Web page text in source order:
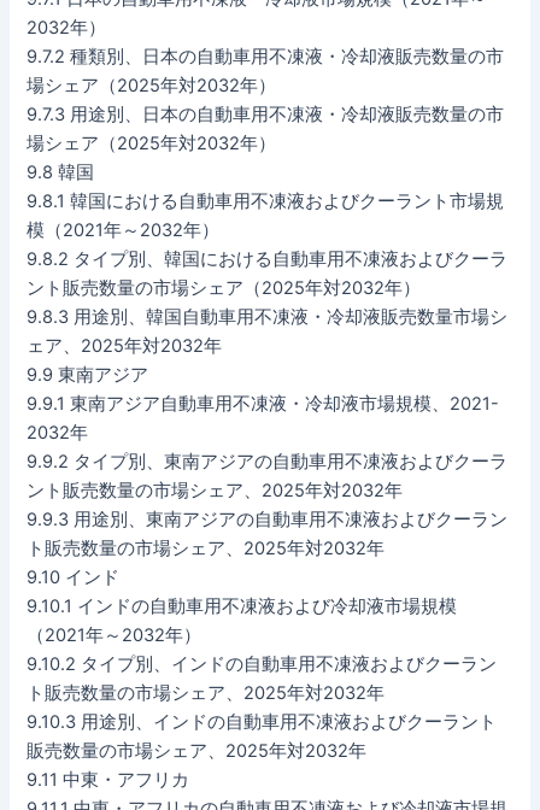
2032年）
9.7.2 種類別、日本の自動車用不凍液・冷却液販売数量の市
場シェア（2025年対2032年）
9.7.3 用途別、日本の自動車用不凍液・冷却液販売数量の市
場シェア（2025年対2032年）
9.8 韓国
9.8.1 韓国における自動車用不凍液およびクーラント市場規
模（2021年～2032年）
9.8.2 タイプ別、韓国における自動車用不凍液およびクーラ
ント販売数量の市場シェア（2025年対2032年）
9.8.3 用途別、韓国自動車用不凍液・冷却液販売数量市場シ
ェア、2025年対2032年
9.9 東南アジア
9.9.1 東南アジア自動車用不凍液・冷却液市場規模、2021-
2032年
9.9.2 タイプ別、東南アジアの自動車用不凍液およびクーラ
ント販売数量の市場シェア、2025年対2032年
9.9.3 用途別、東南アジアの自動車用不凍液およびクーラン
ト販売数量の市場シェア、2025年対2032年
9.10 インド
9.10.1 インドの自動車用不凍液および冷却液市場規模
（2021年～2032年）
9.10.2 タイプ別、インドの自動車用不凍液およびクーラン
ト販売数量の市場シェア、2025年対2032年
9.10.3 用途別、インドの自動車用不凍液およびクーラント
販売数量の市場シェア、2025年対2032年
9.11 中東・アフリカ